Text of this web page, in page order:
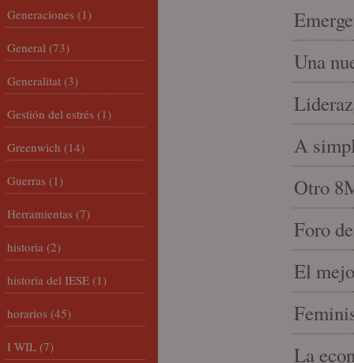
Una
A
Otro
Foro
El
La
Generaciones (1)
General (73)
Generalitat (3)
Gestión del estrés (1)
Greenwich (14)
Guerras (1)
Herramientas (7)
historia (2)
historia del IESE (1)
horarios (45)
I WIL (7)